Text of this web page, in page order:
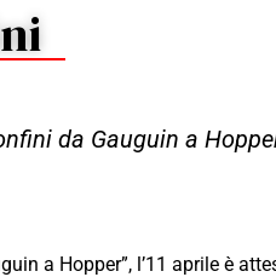
da Gauguin a
a Hopper”, l’11 aprile è